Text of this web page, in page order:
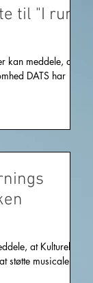
til "I rum
kan meddele, at
DATS har
at Kulturelt
støtte musicalen